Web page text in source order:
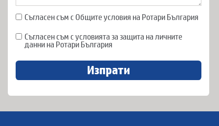
Съгласен съм с Общите условия на Ротари България
Съгласен съм с условията за защита на личните
данни на Ротари България
Изпрати